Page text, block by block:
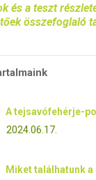
és a teszt
összefoglaló
A tejsavófehérje-
2024.06.17.
Miket találhatunk a